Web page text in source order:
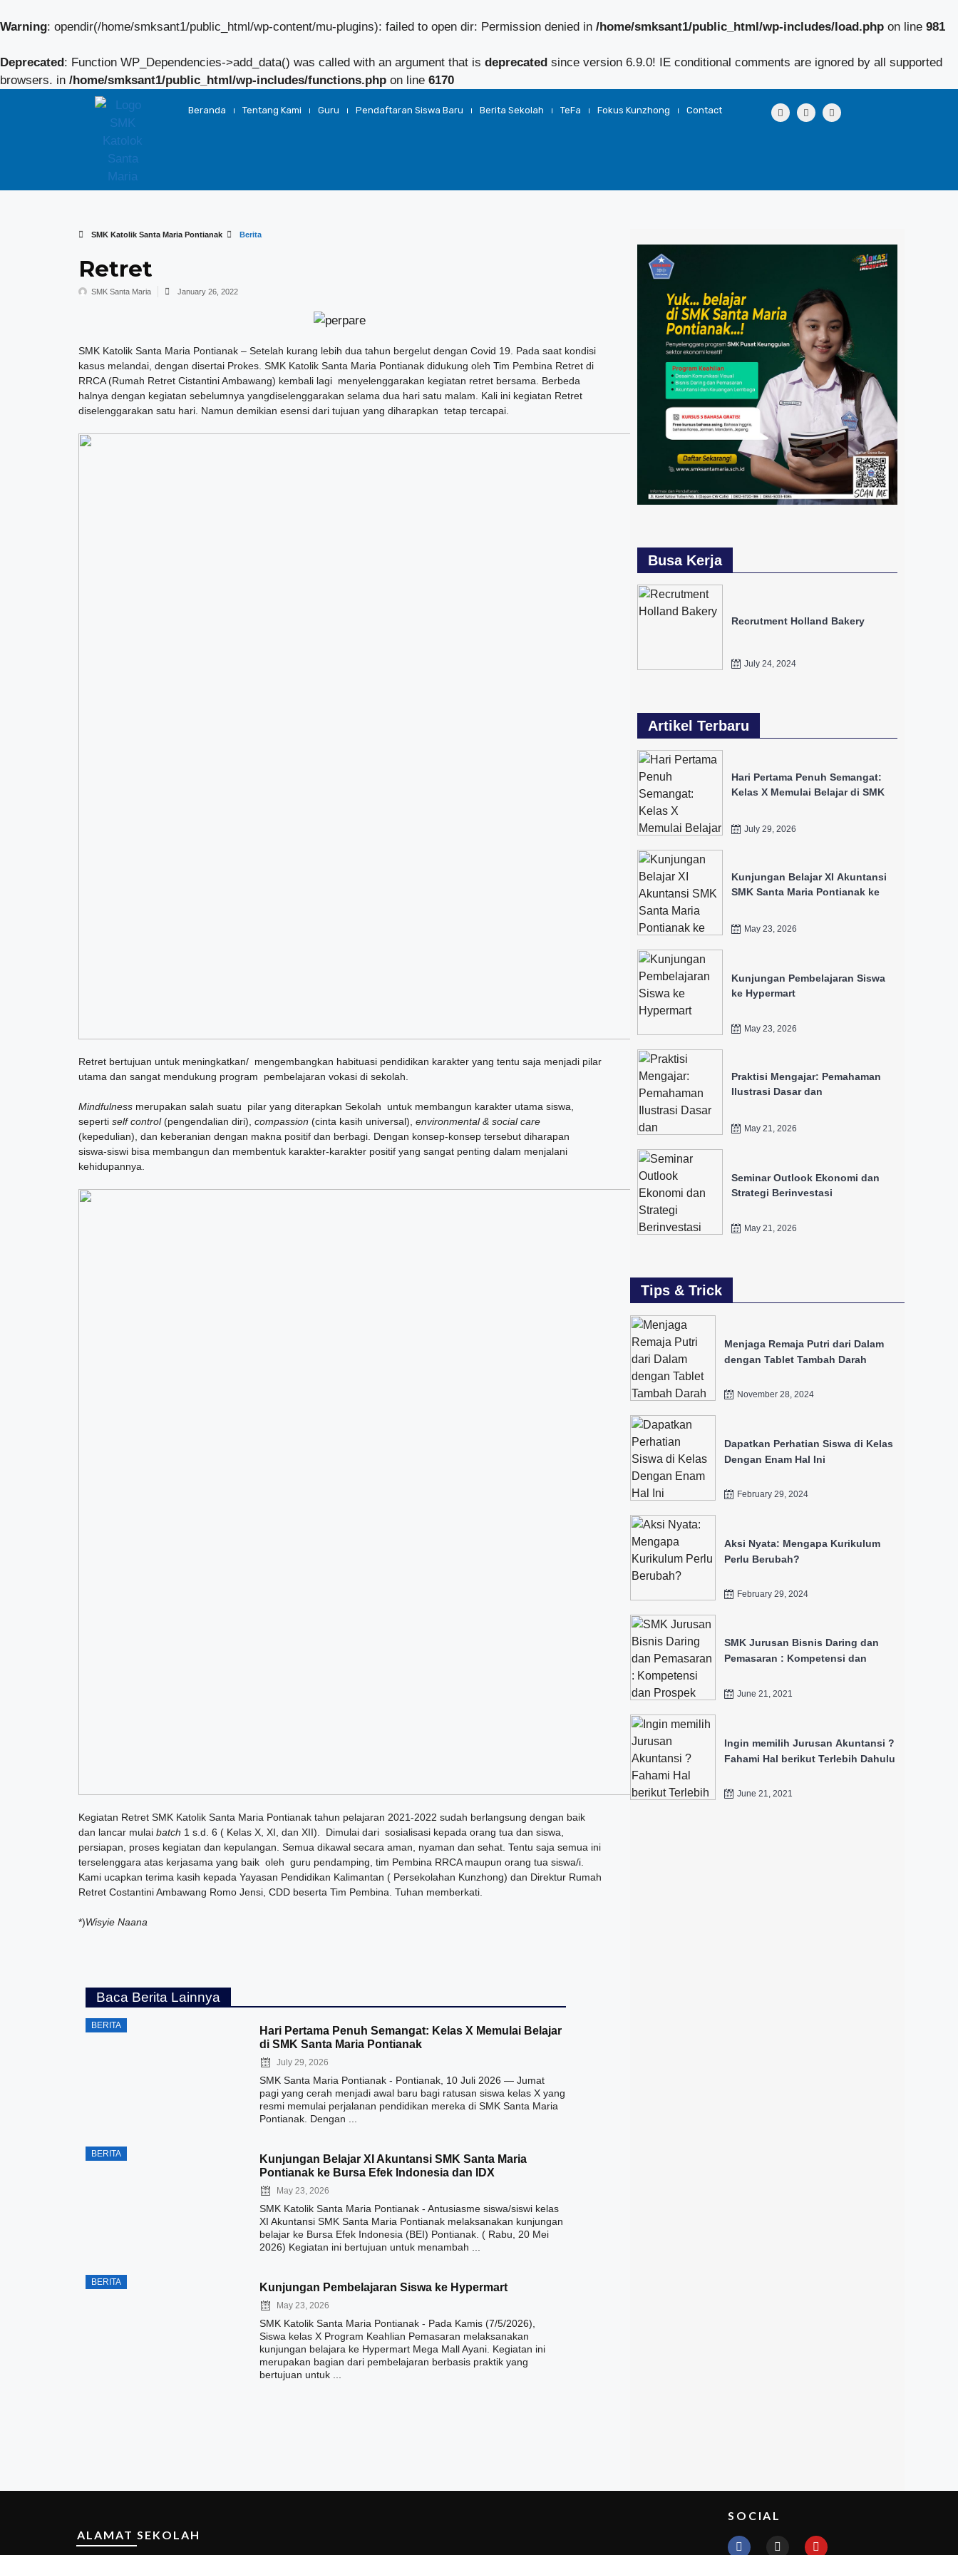
Warning: opendir(/home/smksant1/public_html/wp-content/mu-plugins): failed to open dir: Permission denied in /home/smksant1/public_html/wp-includes/load.php on line 981
Deprecated: Function WP_Dependencies->add_data() was called with an argument that is deprecated since version 6.9.0! IE conditional comments are ignored by all supported
browsers. in /home/smksant1/public_html/wp-includes/functions.php on line 6170
Beranda Tentang Kami Guru Pendaftaran Siswa Baru Berita Sekolah TeFa Fokus Kunzhong Contact
SMK Katolik Santa Maria Pontianak Berita
Retret
SMK Santa Maria January 26, 2022
SMK Katolik Santa Maria Pontianak – Setelah kurang lebih dua tahun bergelut dengan Covid 19. Pada saat kondisi
kasus melandai, dengan disertai Prokes. SMK Katolik Santa Maria Pontianak didukung oleh Tim Pembina Retret di
RRCA (Rumah Retret Cistantini Ambawang) kembali lagi menyelenggarakan kegiatan retret bersama. Berbeda
halnya dengan kegiatan sebelumnya yangdiselenggarakan selama dua hari satu malam. Kali ini kegiatan Retret
diselenggarakan satu hari. Namun demikian esensi dari tujuan yang diharapkan tetap tercapai.
Retret bertujuan untuk meningkatkan/ mengembangkan habituasi pendidikan karakter yang tentu saja menjadi pilar
utama dan sangat mendukung program pembelajaran vokasi di sekolah.
Mindfulnessmerupakan salah suatu pilar yang diterapkan Sekolah untuk membangun karakter utama siswa,
seperti self control(pengendalian diri), compassion (cinta kasih universal), environmental & social care
(kepedulian), dan keberanian dengan makna positif dan berbagi. Dengan konsep-konsep tersebut diharapan
siswa-siswi bisa membangun dan membentuk karakter-karakter positif yang sangat penting dalam menjalani
kehidupannya.
Kegiatan Retret SMK Katolik Santa Maria Pontianak tahun pelajaran 2021-2022 sudah berlangsung dengan baik
dan lancar mulai batch 1 s.d. 6 ( Kelas X, XI, dan XII). Dimulai dari sosialisasi kepada orang tua dan siswa,
persiapan, proses kegiatan dan kepulangan. Semua dikawal secara aman, nyaman dan sehat. Tentu saja semua ini
terselenggara atas kerjasama yang baik oleh guru pendamping, tim Pembina RRCA maupun orang tua siswa/i.
Kami ucapkan terima kasih kepada Yayasan Pendidikan Kalimantan ( Persekolahan Kunzhong) dan Direktur Rumah
Retret Costantini Ambawang Romo Jensi, CDD beserta Tim Pembina. Tuhan memberkati.
*)Wisyie Naana
Baca Berita Lainnya
BERITA
Hari Pertama Penuh Semangat: Kelas X Memulai Belajar
di SMK Santa Maria Pontianak
July 29, 2026
SMK Santa Maria Pontianak - Pontianak, 10 Juli 2026 — Jumat
pagi yang cerah menjadi awal baru bagi ratusan siswa kelas X yang
resmi memulai perjalanan pendidikan mereka di SMK Santa Maria
Pontianak. Dengan ...
BERITA
Kunjungan Belajar XI Akuntansi SMK Santa Maria
Pontianak ke Bursa Efek Indonesia dan IDX
May 23, 2026
SMK Katolik Santa Maria Pontianak - Antusiasme siswa/siswi kelas
XI Akuntansi SMK Santa Maria Pontianak melaksanakan kunjungan
belajar ke Bursa Efek Indonesia (BEI) Pontianak. ( Rabu, 20 Mei
2026) Kegiatan ini bertujuan untuk menambah ...
BERITA Kunjungan Pembelajaran Siswa ke Hypermart
May 23, 2026
SMK Katolik Santa Maria Pontianak - Pada Kamis (7/5/2026),
Siswa kelas X Program Keahlian Pemasaran melaksanakan
kunjungan belajara ke Hypermart Mega Mall Ayani. Kegiatan ini
merupakan bagian dari pembelajaran berbasis praktik yang
bertujuan untuk ...
Busa Kerja
Recrutment Holland Bakery
July 24, 2024
Artikel Terbaru
Hari Pertama Penuh Semangat:
Kelas X Memulai Belajar di SMK
July 29, 2026
Kunjungan Belajar XI Akuntansi
SMK Santa Maria Pontianak ke
May 23, 2026
Kunjungan Pembelajaran Siswa
ke Hypermart
May 23, 2026
Praktisi Mengajar: Pemahaman
Ilustrasi Dasar dan
Intellectual Property
May 21, 2026
Seminar Outlook Ekonomi dan
Strategi Berinvestasi
May 21, 2026
Tips & Trick
Menjaga Remaja Putri dari Dalam
dengan Tablet Tambah Darah
November 28, 2024
Dapatkan Perhatian Siswa di Kelas
Dengan Enam Hal Ini
February 29, 2024
Aksi Nyata: Mengapa Kurikulum
Perlu Berubah?
February 29, 2024
SMK Jurusan Bisnis Daring dan
Pemasaran : Kompetensi dan
June 21, 2021
Ingin memilih Jurusan Akuntansi ?
Fahami Hal berikut Terlebih Dahulu
June 21, 2021
ALAMAT SEKOLAH
SOCIAL